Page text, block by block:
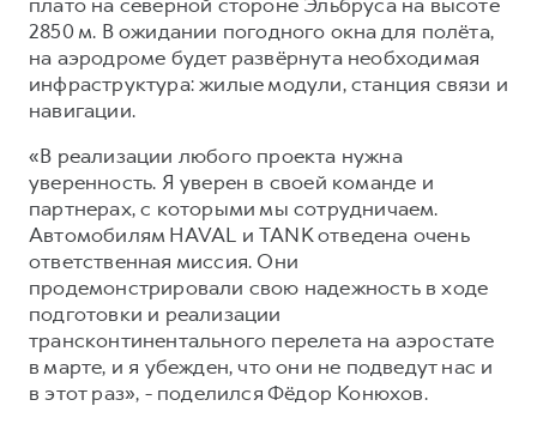
2850 м. В ожидании погодного окна для полёта,
на аэродроме будет развёрнута необходимая
инфраструктура: жилые модули, станция связи и
навигации.
«В реализации любого проекта нужна
уверенность. Я уверен в своей команде и
партнерах, с которыми мы сотрудничаем.
Автомобилям HAVAL и TANK отведена очень
ответственная миссия. Они
продемонстрировали свою надежность в ходе
подготовки и реализации
трансконтинентального перелета на аэростате
в марте, и я убежден, что они не подведут нас и
в этот раз», - поделился Фёдор Конюхов.